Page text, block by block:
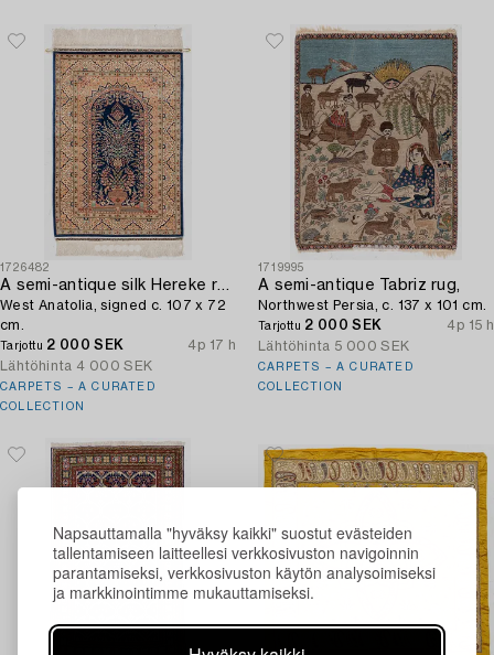
Napsauttamalla "hyväksy kaikki" suostut evästeiden
tallentamiseen laitteellesi verkkosivuston navigoinnin
parantamiseksi, verkkosivuston käytön analysoimiseksi
ja markkinointimme mukauttamiseksi.
1726482
A semi-antique silk Hereke rug,
West Anatolia, signed c. 107 x 72
cm.
Tarjottu 2 000 SEK
4p 17 h
Lähtöhinta 4 000 SEK
CARPETS – A CURATED
COLLECTION
1719995
A semi-antique Tabriz rug,
Northwest Persia, c. 137 x 101 cm.
Tarjottu 2 000 SEK
4p 15 h
Lähtöhinta 5 000 SEK
CARPETS – A CURATED
COLLECTION